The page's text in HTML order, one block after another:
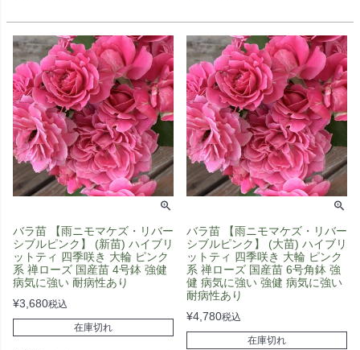
バラ苗 【雨ニモマケズ・リバー
シブルピンク】 (新苗) ハイブリ
ットティ 四季咲き 大輪 ピンク
系 禅ローズ 国産苗 4号鉢 強健
病気に強い 耐病性あり
¥3,680税込
在庫切れ
バラ苗 【雨ニモマケズ・リバー
シブルピンク】 (大苗) ハイブリ
ットティ 四季咲き 大輪 ピンク
系 禅ローズ 国産苗 6号角鉢 強
健 病気に強い 強健 病気に強い
耐病性あり
¥4,780税込
在庫切れ